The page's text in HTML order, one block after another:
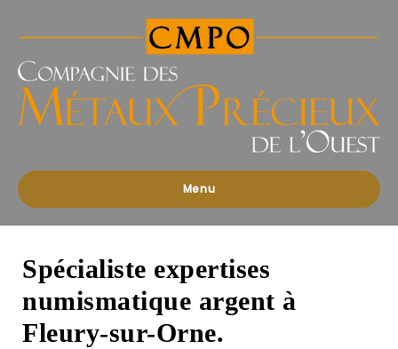
des
Précieux
l'Ouest
Menu
Spécialiste expertises
numismatique argent à
Fleury-sur-Orne.